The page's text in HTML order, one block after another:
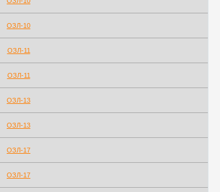
ОЗЛ-10
ОЗЛ-11
ОЗЛ-11
ОЗЛ-13
ОЗЛ-13
ОЗЛ-17
ОЗЛ-17